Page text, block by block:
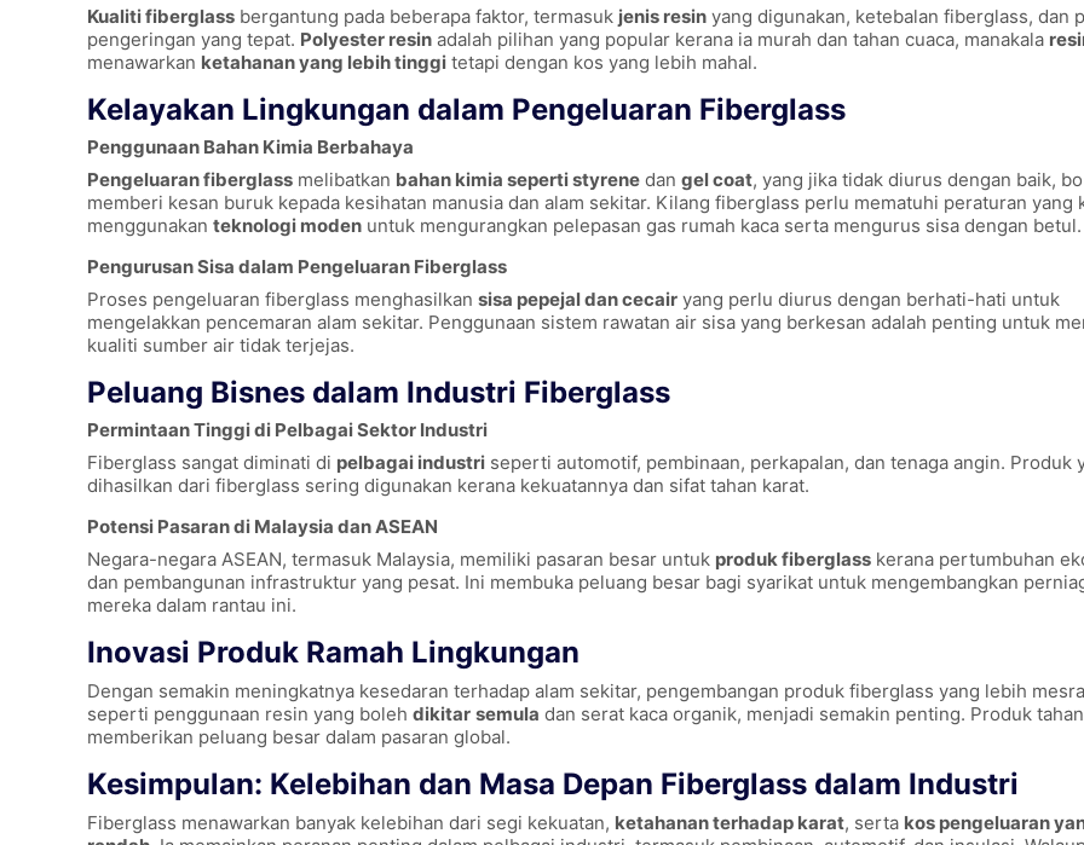
Kualiti fiberglass bergantung pada beberapa faktor, termasuk jenis resin yang digunakan, ketebalan fiberglass, dan
pengeringan yang tepat. Polyester resin adalah pilihan yang popular kerana ia murah dan tahan cuaca, manakala
menawarkan ketahanan yang lebih tinggi tetapi dengan kos yang lebih mahal.
Kelayakan Lingkungan dalam Pengeluaran Fiberglass
Penggunaan Bahan Kimia Berbahaya
Pengeluaran fiberglass melibatkan bahan kimia seperti styrene dan gel coat, yang jika tidak diurus dengan baik,
memberi kesan buruk kepada kesihatan manusia dan alam sekitar. Kilang fiberglass perlu mematuhi peraturan yang
menggunakan teknologi moden untuk mengurangkan pelepasan gas rumah kaca serta mengurus sisa dengan betul.
Pengurusan Sisa dalam Pengeluaran Fiberglass
Proses pengeluaran fiberglass menghasilkan sisa pepejal dan cecair yang perlu diurus dengan berhati-hati untuk
mengelakkan pencemaran alam sekitar. Penggunaan sistem rawatan air sisa yang berkesan adalah penting untuk
kualiti sumber air tidak terjejas.
Peluang Bisnes dalam Industri Fiberglass
Permintaan Tinggi di Pelbagai Sektor Industri
Fiberglass sangat diminati di pelbagai industri seperti automotif, pembinaan, perkapalan, dan tenaga angin. Produk
dihasilkan dari fiberglass sering digunakan kerana kekuatannya dan sifat tahan karat.
Potensi Pasaran di Malaysia dan ASEAN
Negara-negara ASEAN, termasuk Malaysia, memiliki pasaran besar untuk produk fiberglass kerana pertumbuhan
dan pembangunan infrastruktur yang pesat. Ini membuka peluang besar bagi syarikat untuk mengembangkan
mereka dalam rantau ini.
Inovasi Produk Ramah Lingkungan
Dengan semakin meningkatnya kesedaran terhadap alam sekitar, pengembangan produk fiberglass yang lebih
seperti penggunaan resin yang boleh dikitar semula dan serat kaca organik, menjadi semakin penting. Produk
memberikan peluang besar dalam pasaran global.
Kesimpulan: Kelebihan dan Masa Depan Fiberglass dalam Industri
Fiberglass menawarkan banyak kelebihan dari segi kekuatan, ketahanan terhadap karat, serta kos pengeluaran